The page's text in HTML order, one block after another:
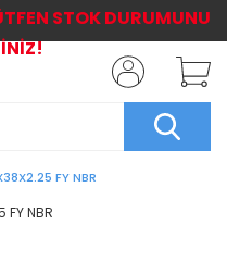
FY NBR
STOK DURUMUNU